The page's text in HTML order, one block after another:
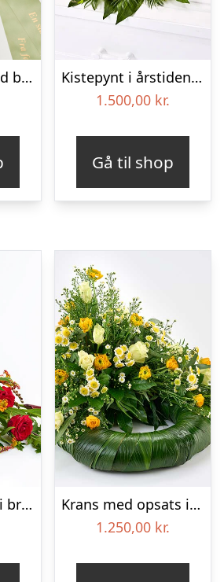
Åbent hjerte med bånd – Floristens kreative valg
Kistepynt i årstidens blomster – Blomster til begravelse
1.500,00 kr.
Gå til shop
Båredekoration i brændte farver – Blomster til begravelse
Krans med opsats i gule farver – Blomster til begravelse
1.250,00 kr.